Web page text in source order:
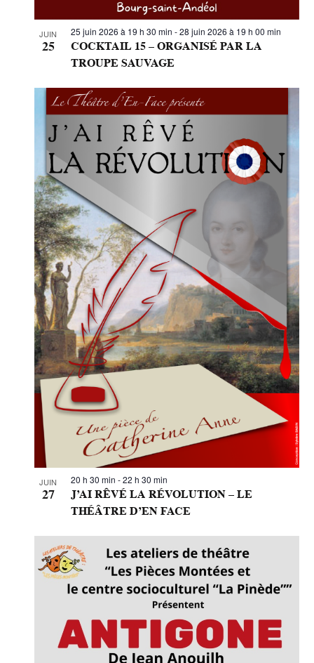
JUIN
25
25 juin 2026 à 19 h 30 min -28 juin 2026 à 19 h 00 min
COCKTAIL 15 – ORGANISÉ PAR LA
TROUPE SAUVAGE
JUIN
27
20 h 30 min -22 h 30 min
J’AI RÊVÉ LA RÉVOLUTION – LE
THÉÂTRE D’EN FACE